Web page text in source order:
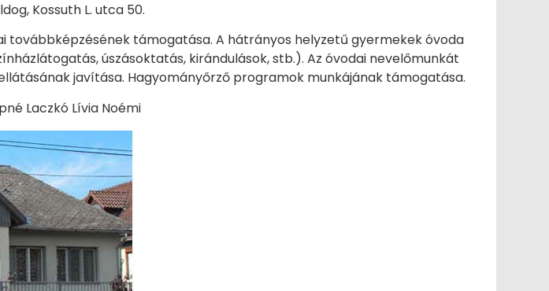
Kossuth L. utca 50.
támogatása. A hátrányos helyzetű gyermekek óvoda
úszásoktatás, kirándulások, stb.). Az óvodai nevelőmunkát
javítása. Hagyományőrző programok munkájának támogatása.
Laczkó Lívia Noémi